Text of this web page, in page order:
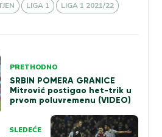
LIGA 1 LIGA 1 2021/22
PRETHODNO
SRBIN POMERA GRANICE
Mitrović postigao het-trik u
prvom poluvremenu (VIDEO)
SLEDEĆE